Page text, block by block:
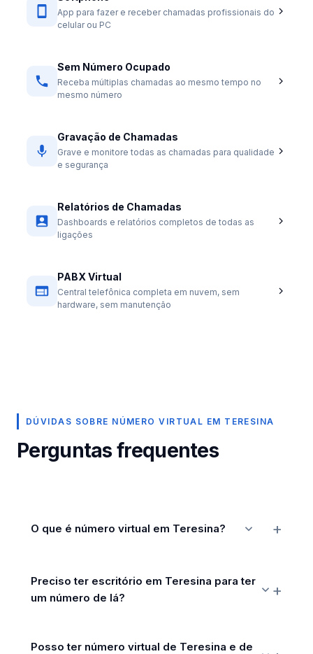
App para fazer e receber chamadas profissionais do
celular ou PC
Sem Número Ocupado
Receba múltiplas chamadas ao mesmo tempo no
mesmo número
Gravação de Chamadas
Grave e monitore todas as chamadas para qualidade
e segurança
Relatórios de Chamadas
Dashboards e relatórios completos de todas as
ligações
PABX Virtual
Central telefônica completa em nuvem, sem
hardware, sem manutenção
DÚVIDAS SOBRE NÚMERO VIRTUAL EM TERESINA
Perguntas frequentes
O que é número virtual em Teresina?
Preciso ter escritório em Teresina para ter
um número de lá?
Posso ter número virtual de Teresina e de